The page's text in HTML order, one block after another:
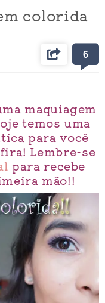
colorida
6
maquiagem
temos uma
para você
Lembre-se
para recebe
mão!!